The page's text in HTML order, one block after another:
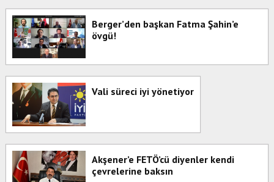
Berger’den başkan Fatma Şahin’e
övgü!
Vali süreci iyi yönetiyor
Akşener’e FETÖ’cü diyenler kendi
çevrelerine baksın